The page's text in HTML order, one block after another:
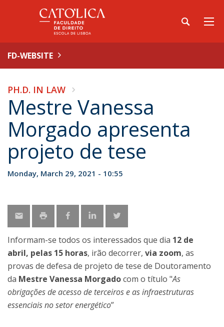
FD-WEBSITE
PH.D. IN LAW
Mestre Vanessa
Morgado apresenta
projeto de tese
Monday, March 29, 2021 - 10:55
Informam-se todos os interessados que dia 12 de
abril, pelas 15 horas, irão decorrer, via zoom, as
provas de defesa de projeto de tese de Doutoramento
da Mestre Vanessa Morgadocom o título "As
obrigações de acesso de terceiros e as infraestruturas
essenciais no setor energético”